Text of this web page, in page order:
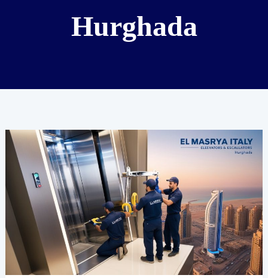
Hurghada
Original
Elevator
Parts
in
Hurghada:
Ensuring
Optimal
Performance